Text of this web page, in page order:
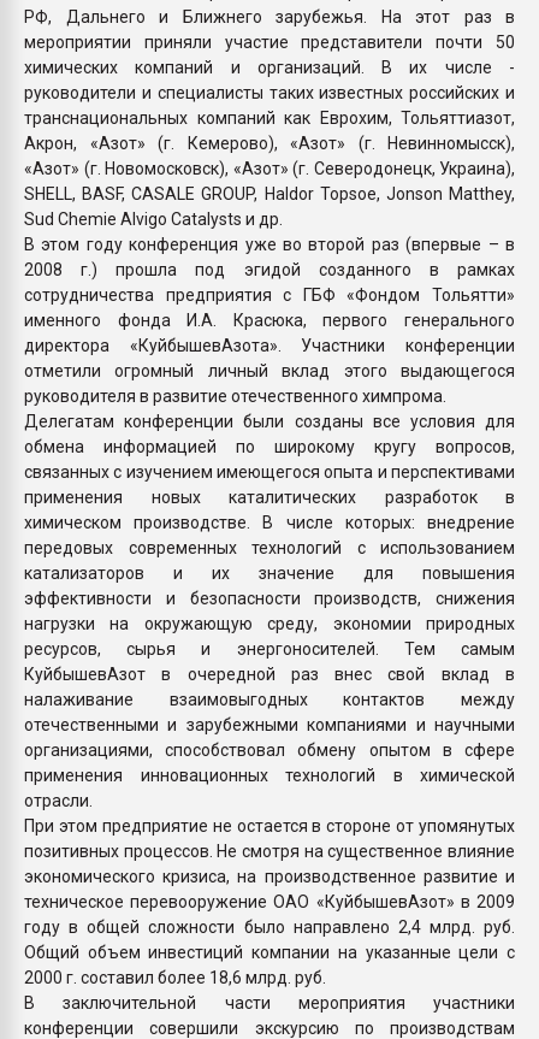
РФ, Дальнего и Ближнего зарубежья. На этот раз в
мероприятии приняли участие представители почти 50
химических компаний и организаций. В их числе -
руководители и специалисты таких известных российских и
транснациональных компаний как Еврохим, Тольяттиазот,
Акрон, «Азот» (г. Кемерово), «Азот» (г. Невинномысск),
«Азот» (г. Новомосковск), «Азот» (г. Северодонецк, Украина),
SHELL, BASF, CASALE GROUP, Haldor Topsoe, Jonson Matthey,
Sud Chemie Alvigo Catalysts и др.
В этом году конференция уже во второй раз (впервые – в
2008 г.) прошла под эгидой созданного в рамках
сотрудничества предприятия с ГБФ «Фондом Тольятти»
именного фонда И.А. Красюка, первого генерального
директора «КуйбышевАзота». Участники конференции
отметили огромный личный вклад этого выдающегося
руководителя в развитие отечественного химпрома.
Делегатам конференции были созданы все условия для
обмена информацией по широкому кругу вопросов,
связанных с изучением имеющегося опыта и перспективами
применения новых каталитических разработок в
химическом производстве. В числе которых: внедрение
передовых современных технологий с использованием
катализаторов и их значение для повышения
эффективности и безопасности производств, снижения
нагрузки на окружающую среду, экономии природных
ресурсов, сырья и энергоносителей. Тем самым
КуйбышевАзот в очередной раз внес свой вклад в
налаживание взаимовыгодных контактов между
отечественными и зарубежными компаниями и научными
организациями, способствовал обмену опытом в сфере
применения инновационных технологий в химической
отрасли.
При этом предприятие не остается в стороне от упомянутых
позитивных процессов. Не смотря на существенное влияние
экономического кризиса, на производственное развитие и
техническое перевооружение ОАО «КуйбышевАзот» в 2009
году в общей сложности было направлено 2,4 млрд. руб.
Общий объем инвестиций компании на указанные цели с
2000 г. составил более 18,6 млрд. руб.
В заключительной части мероприятия участники
конференции совершили экскурсию по производствам